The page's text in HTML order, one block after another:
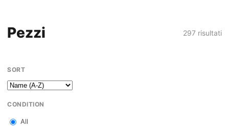
Pezzi 297 risultati
SORT
CONDITION
All